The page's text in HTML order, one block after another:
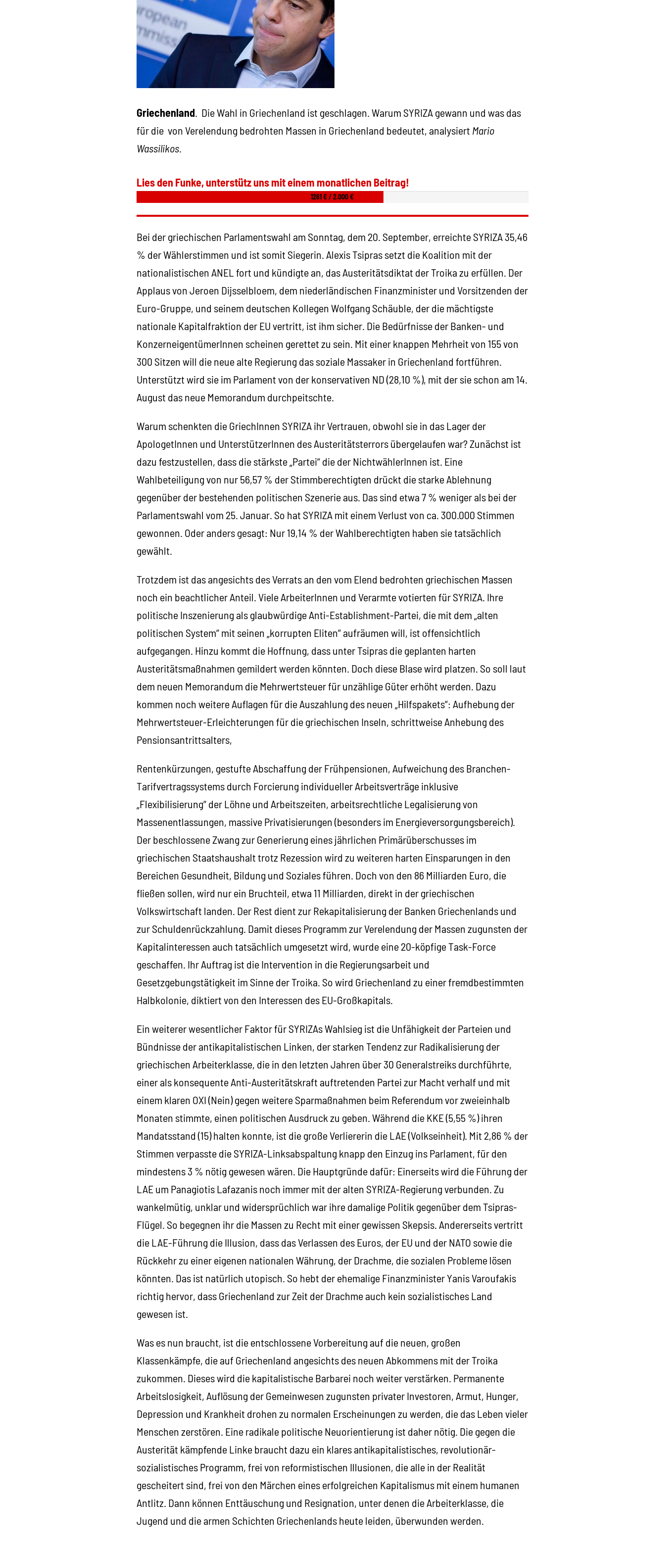
Griechenland. Die Wahl in Griechenland ist geschlagen. Warum SYRIZA gewann und was das
für die von Verelendung bedrohten Massen in Griechenland bedeutet, analysiert Mario
Wassilikos.
Lies den Funke, unterstütz uns mit einem monatlichen Beitrag!
1261 € / 2.000 €
Bei der griechischen Parlamentswahl am Sonntag, dem 20. September, erreichte SYRIZA 35,46
% der Wählerstimmen und ist somit Siegerin. Alexis Tsipras setzt die Koalition mit der
nationalistischen ANEL fort und kündigte an, das Austeritätsdiktat der Troika zu erfüllen. Der
Applaus von Jeroen Dijsselbloem, dem niederländischen Finanzminister und Vorsitzenden der
Euro-Gruppe, und seinem deutschen Kollegen Wolfgang Schäuble, der die mächtigste
nationale Kapitalfraktion der EU vertritt, ist ihm sicher. Die Bedürfnisse der Banken- und
KonzerneigentümerInnen scheinen gerettet zu sein. Mit einer knappen Mehrheit von 155 von
300 Sitzen will die neue alte Regierung das soziale Massaker in Griechenland fortführen.
Unterstützt wird sie im Parlament von der konservativen ND (28,10 %), mit der sie schon am 14.
August das neue Memorandum durchpeitschte.
Warum schenkten die GriechInnen SYRIZA ihr Vertrauen, obwohl sie in das Lager der
ApologetInnen und UnterstützerInnen des Austeritätsterrors übergelaufen war? Zunächst ist
dazu festzustellen, dass die stärkste „Partei“ die der NichtwählerInnen ist. Eine
Wahlbeteiligung von nur 56,57 % der Stimmberechtigten drückt die starke Ablehnung
gegenüber der bestehenden politischen Szenerie aus. Das sind etwa 7 % weniger als bei der
Parlamentswahl vom 25. Januar. So hat SYRIZA mit einem Verlust von ca. 300.000 Stimmen
gewonnen. Oder anders gesagt: Nur 19,14 % der Wahlberechtigten haben sie tatsächlich
gewählt.
Trotzdem ist das angesichts des Verrats an den vom Elend bedrohten griechischen Massen
noch ein beachtlicher Anteil. Viele ArbeiterInnen und Verarmte votierten für SYRIZA. Ihre
politische Inszenierung als glaubwürdige Anti-Establishment-Partei, die mit dem „alten
politischen System“ mit seinen „korrupten Eliten“ aufräumen will, ist offensichtlich
aufgegangen. Hinzu kommt die Hoffnung, dass unter Tsipras die geplanten harten
Austeritätsmaßnahmen gemildert werden könnten. Doch diese Blase wird platzen. So soll laut
dem neuen Memorandum die Mehrwertsteuer für unzählige Güter erhöht werden. Dazu
kommen noch weitere Auflagen für die Auszahlung des neuen „Hilfspakets“: Aufhebung der
Mehrwertsteuer-Erleichterungen für die griechischen Inseln, schrittweise Anhebung des
Pensionsantrittsalters,
Rentenkürzungen, gestufte Abschaffung der Frühpensionen, Aufweichung des Branchen-
Tarifvertragssystems durch Forcierung individueller Arbeitsverträge inklusive
„Flexibilisierung“ der Löhne und Arbeitszeiten, arbeitsrechtliche Legalisierung von
Massenentlassungen, massive Privatisierungen (besonders im Energieversorgungsbereich).
Der beschlossene Zwang zur Generierung eines jährlichen Primärüberschusses im
griechischen Staatshaushalt trotz Rezession wird zu weiteren harten Einsparungen in den
Bereichen Gesundheit, Bildung und Soziales führen. Doch von den 86 Milliarden Euro, die
fließen sollen, wird nur ein Bruchteil, etwa 11 Milliarden, direkt in der griechischen
Volkswirtschaft landen. Der Rest dient zur Rekapitalisierung der Banken Griechenlands und
zur Schuldenrückzahlung. Damit dieses Programm zur Verelendung der Massen zugunsten der
Kapitalinteressen auch tatsächlich umgesetzt wird, wurde eine 20-köpfige Task-Force
geschaffen. Ihr Auftrag ist die Intervention in die Regierungsarbeit und
Gesetzgebungstätigkeit im Sinne der Troika. So wird Griechenland zu einer fremdbestimmten
Halbkolonie, diktiert von den Interessen des EU-Großkapitals.
Ein weiterer wesentlicher Faktor für SYRIZAs Wahlsieg ist die Unfähigkeit der Parteien und
Bündnisse der antikapitalistischen Linken, der starken Tendenz zur Radikalisierung der
griechischen Arbeiterklasse, die in den letzten Jahren über 30 Generalstreiks durchführte,
einer als konsequente Anti-Austeritätskraft auftretenden Partei zur Macht verhalf und mit
einem klaren OXI (Nein) gegen weitere Sparmaßnahmen beim Referendum vor zweieinhalb
Monaten stimmte, einen politischen Ausdruck zu geben. Während die KKE (5,55 %) ihren
Mandatsstand (15) halten konnte, ist die große Verliererin die LAE (Volkseinheit). Mit 2,86 % der
Stimmen verpasste die SYRIZA-Linksabspaltung knapp den Einzug ins Parlament, für den
mindestens 3 % nötig gewesen wären. Die Hauptgründe dafür: Einerseits wird die Führung der
LAE um Panagiotis Lafazanis noch immer mit der alten SYRIZA-Regierung verbunden. Zu
wankelmütig, unklar und widersprüchlich war ihre damalige Politik gegenüber dem Tsipras-
Flügel. So begegnen ihr die Massen zu Recht mit einer gewissen Skepsis. Andererseits vertritt
die LAE-Führung die Illusion, dass das Verlassen des Euros, der EU und der NATO sowie die
Rückkehr zu einer eigenen nationalen Währung, der Drachme, die sozialen Probleme lösen
könnten. Das ist natürlich utopisch. So hebt der ehemalige Finanzminister Yanis Varoufakis
richtig hervor, dass Griechenland zur Zeit der Drachme auch kein sozialistisches Land
gewesen ist.
Was es nun braucht, ist die entschlossene Vorbereitung auf die neuen, großen
Klassenkämpfe, die auf Griechenland angesichts des neuen Abkommens mit der Troika
zukommen. Dieses wird die kapitalistische Barbarei noch weiter verstärken. Permanente
Arbeitslosigkeit, Auflösung der Gemeinwesen zugunsten privater Investoren, Armut, Hunger,
Depression und Krankheit drohen zu normalen Erscheinungen zu werden, die das Leben vieler
Menschen zerstören. Eine radikale politische Neuorientierung ist daher nötig. Die gegen die
Austerität kämpfende Linke braucht dazu ein klares antikapitalistisches, revolutionär-
sozialistisches Programm, frei von reformistischen Illusionen, die alle in der Realität
gescheitert sind, frei von den Märchen eines erfolgreichen Kapitalismus mit einem humanen
Antlitz. Dann können Enttäuschung und Resignation, unter denen die Arbeiterklasse, die
Jugend und die armen Schichten Griechenlands heute leiden, überwunden werden.